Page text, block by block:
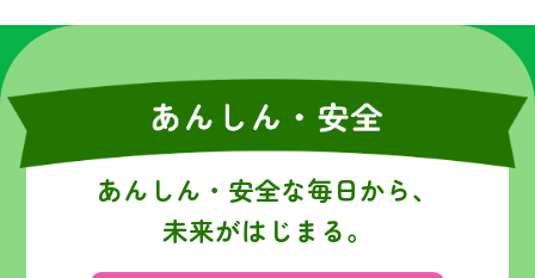
あんしん・安全な毎日から、
未来がはじまる。